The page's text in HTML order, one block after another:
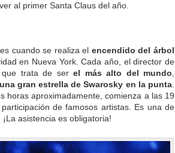
al primer Santa Claus del año.
cuando se realiza el encendido del árbol
en Nueva York. Cada año, el director de
que trata de serel más alto del mundo
gran estrella de Swarosky en la punta
horas aproximadamente, comienza a las 19
de famosos artistas. Es una de
asistencia es obligatoria!